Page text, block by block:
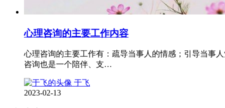
心理咨询的主要工作内容
心理咨询的主要工作有：疏导当事人的情感；引导当事
咨询也是一个陪伴、支…
于飞
2023-02-13